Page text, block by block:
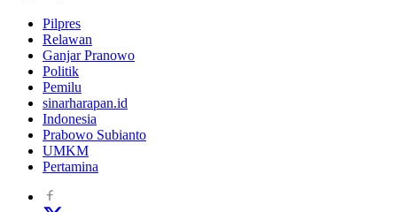
Pilpres
Relawan
Ganjar Pranowo
Politik
Pemilu
sinarharapan.id
Indonesia
Prabowo Subianto
UMKM
Pertamina